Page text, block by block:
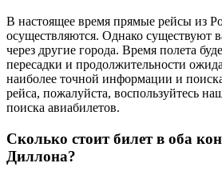
В настоящее время прямые рейсы из
осуществляются. Однако существуют
через другие города. Время полета
пересадки и продолжительности
наиболее точной информации и
рейса, пожалуйста, воспользуйтесь
поиска авиабилетов.
Сколько стоит билет в оба
Диллона?